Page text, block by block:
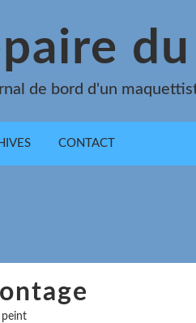
de bord d'un
CONTACT
peint